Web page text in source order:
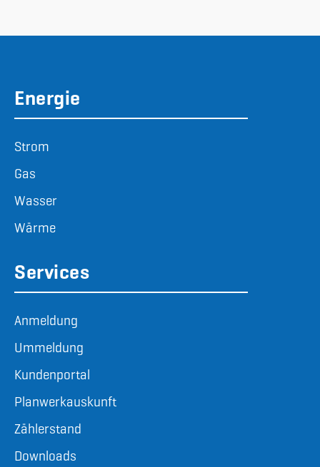
Energie
Strom
Gas
Wasser
Wärme
Services
Anmeldung
Ummeldung
Kundenportal
Planwerkauskunft
Zählerstand
Downloads